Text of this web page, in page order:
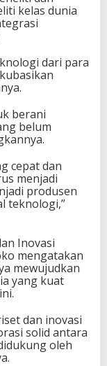
kelas dunia
dari para
berani
belum
cepat dan
menjadi
produsen
teknologi,”
Inovasi
mengatakan
mewujudkan
yang kuat
dan inovasi
solid antara
oleh